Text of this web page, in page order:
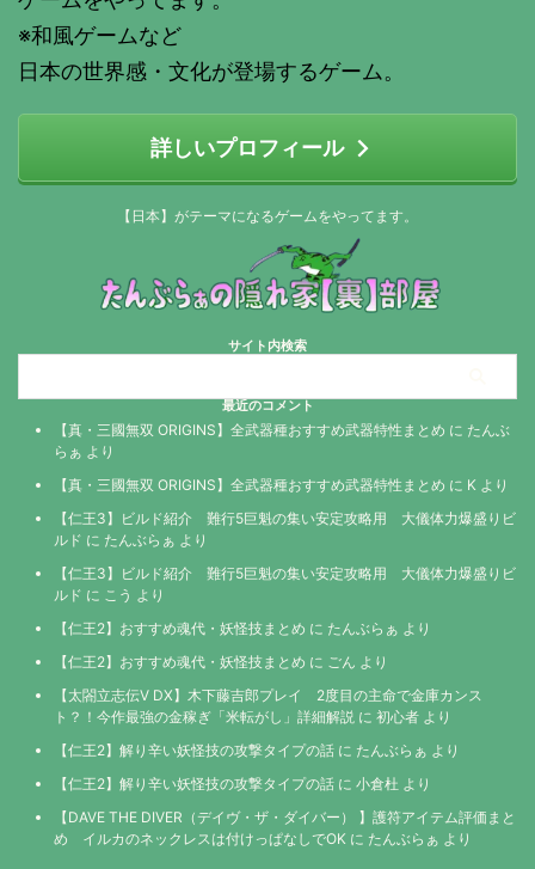
※和風ゲームなど
日本の世界感・文化が登場するゲーム。
詳しいプロフィール
【日本】がテーマになるゲームをやってます。
サイト内検索
最近のコメント
【真・三國無双 ORIGINS】全武器種おすすめ武器特性まとめ に たんぶ
らぁ より
【真・三國無双 ORIGINS】全武器種おすすめ武器特性まとめ に K より
【仁王3】ビルド紹介 難行5巨魁の集い安定攻略用 大儀体力爆盛りビ
ルド に たんぶらぁ より
【仁王3】ビルド紹介 難行5巨魁の集い安定攻略用 大儀体力爆盛りビ
ルド に こう より
【仁王2】おすすめ魂代・妖怪技まとめ に たんぶらぁ より
【仁王2】おすすめ魂代・妖怪技まとめ に ごん より
【太閤立志伝V DX】木下藤吉郎プレイ 2度目の主命で金庫カンス
ト？！今作最強の金稼ぎ「米転がし」詳細解説 に 初心者 より
【仁王2】解り辛い妖怪技の攻撃タイプの話 に たんぶらぁ より
【仁王2】解り辛い妖怪技の攻撃タイプの話 に 小倉杜 より
【DAVE THE DIVER（デイヴ・ザ・ダイバー） 】護符アイテム評価まと
め イルカのネックレスは付けっぱなしでOK に たんぶらぁ より